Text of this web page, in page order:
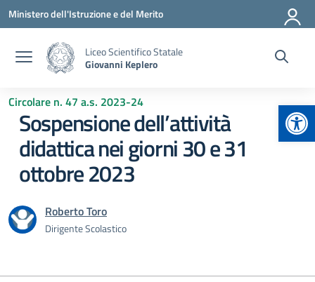
Vai ai contenuti
Vai al menu di navigazione
Vai al footer
Ministero dell'Istruzione e del Merito
Liceo Scientifico Statale
Giovanni Keplero
Circolare n. 47 a.s. 2023-24
Sospensione dell’attività
didattica nei giorni 30 e 31
ottobre 2023
Roberto Toro
Dirigente Scolastico